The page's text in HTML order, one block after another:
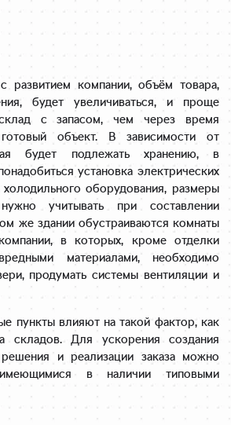
развитием компании, объём товара,
будет увеличиваться, и проще
с запасом, чем через время
объект. В зависимости от
будет подлежать хранению, в
установка электрических
оборудования, размеры
учитывать при составлении
же здании обустраиваются комнаты
в которых, кроме отделки
материалами, необходимо
продумать системы вентиляции и
пункты влияют на такой фактор, как
складов. Для ускорения создания
и реализации заказа можно
имеющимися в наличии типовыми